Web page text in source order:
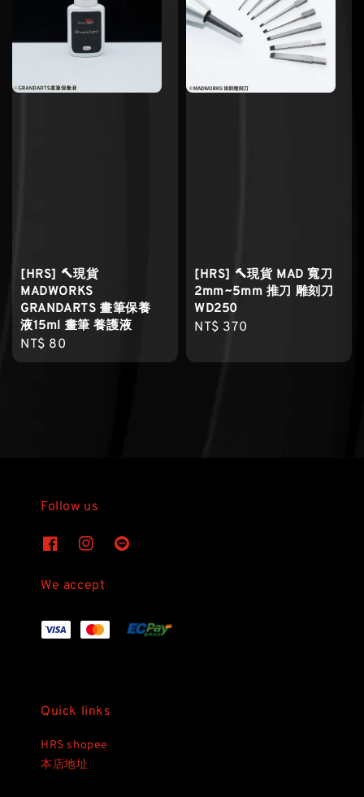
[HRS] 🔨現貨
MADWORKS
GRANDARTS 畫筆保養
液15ml 畫筆 養護液
Regular
price
NT$ 80
[HRS] 🔨現貨 MAD 寬刀
2mm~5mm 推刀 雕刻刀
WD250
Regular
NT$ 370
Follow us
We accept
Quick links
HRS shopee
本店地址